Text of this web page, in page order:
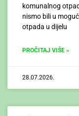
komunalnog
nismo bili u
otpada u dijelu
PROČITAJ VIŠE »
28.07.2026.